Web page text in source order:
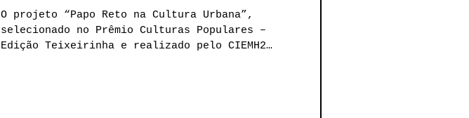
O projeto “Papo Reto na Cultura Urbana”,
selecionado no Prêmio Culturas Populares –
Edição Teixeirinha e realizado pelo CIEMH2